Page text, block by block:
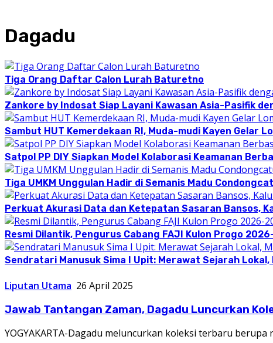
Dagadu
Tiga Orang Daftar Calon Lurah Baturetno
Zankore by Indosat Siap Layani Kawasan Asia-Pasifik
Sambut HUT Kemerdekaan RI, Muda-mudi Kayen Gelar
Satpol PP DIY Siapkan Model Kolaborasi Keamanan
Tiga UMKM Unggulan Hadir di Semanis Madu
Perkuat Akurasi Data dan Ketepatan Sasaran Bansos,
Resmi Dilantik, Pengurus Cabang FAJI Kulon Progo
Sendratari Manusuk Sima I Upit: Merawat Sejarah
Liputan Utama 26 April 2025
Jawab Tantangan Zaman, Dagadu Luncurkan
YOGYAKARTA-Dagadu meluncurkan koleksi terbaru